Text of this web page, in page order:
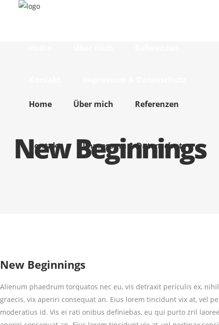
Home Über mich Referenzen
Kontakt Impressum & Datenschutz
New Beginnings
New Beginnings
Alienum phaedrum torquatos nec eu, vis detraxit periculis ex,
graecis, vix aperiri consequat an. Eius lorem tincidunt vix at, vel
moderatius id. Vis ei rati onibus definiebas, eu qui purto zril